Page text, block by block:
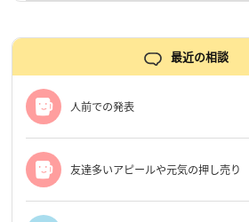
最近の相談
人前での発表
友達多いアピールや元気の押し売り